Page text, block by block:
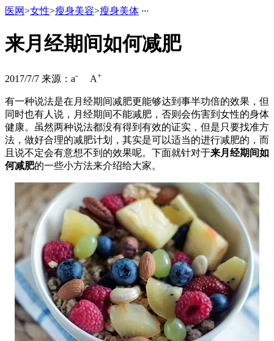
医网>女性>瘦身美容>瘦身美体 ···
来月经期间如何减肥
2017/7/7 来源： a- A+
有一种说法是在月经期间减肥更能够达到事半功倍的效果，但
同时也有人说，月经期间不能减肥，否则会伤害到女性的身体
健康。虽然两种说法都没有得到有效的证实，但是只要找准方
法，做好合理的减肥计划，其实是可以适当的进行减肥的，而
且说不定会有意想不到的效果呢。下面就针对于来月经期间如
何减肥的一些小方法来介绍给大家。